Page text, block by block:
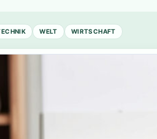
WELT WIRTSCHAFT